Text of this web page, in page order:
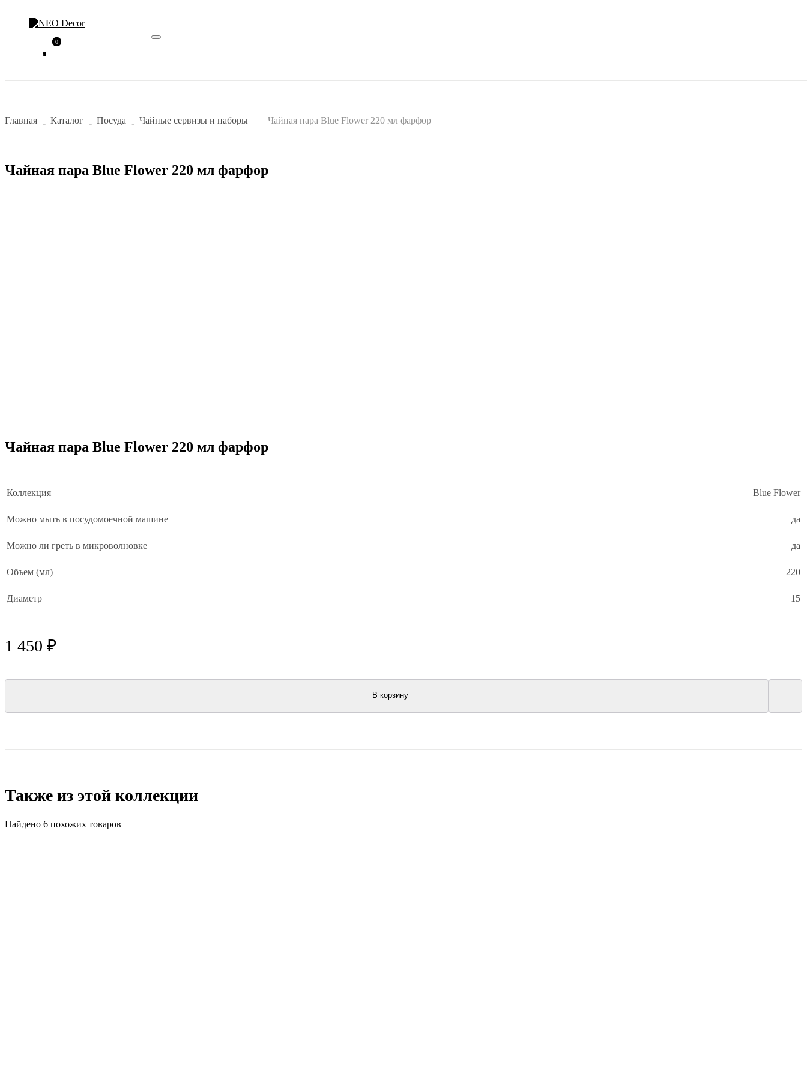
0
0
Главная Каталог Посуда Чайные сервизы и наборы Чайная пара Blue Flower 220 мл фарфор
Чайная пара Blue Flower 220 мл фарфор
Чайная пара Blue Flower 220 мл фарфор
Коллекция Blue Flower
Можно мыть в посудомоечной машине да
Можно ли греть в микроволновке да
Объем (мл) 220
Диаметр 15
1 450 ₽
В корзину
Также из этой коллекции
Найдено 6 похожих товаров